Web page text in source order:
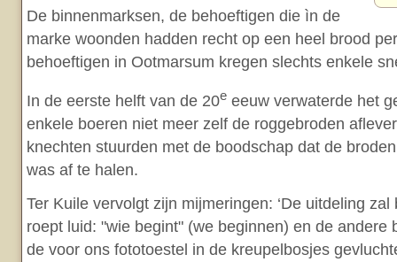
De binnenmarksen, de behoeftigen die ìn de
marke woonden hadden recht op een heel brood
behoeftigen in Ootmarsum kregen slechts enkele
In de eerste helft van de 20e eeuw verwaterde het
enkele boeren niet meer zelf de roggebroden
knechten stuurden met de boodschap dat de
was af te halen.
Ter Kuile vervolgt zijn mijmeringen: ‘De uitdeling
roept luid: "wie begint" (we beginnen) en de andere
de voor ons fototoestel in de kreupelbosjes